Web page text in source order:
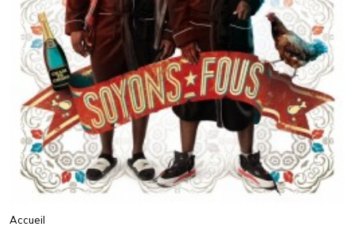
Accueil